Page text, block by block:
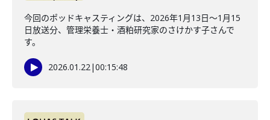
今回のポッドキャスティングは、2026年1月13日〜1月15
日放送分、管理栄養士・酒粕研究家のさけかす子さんで
す。
2026.01.22|00:15:48